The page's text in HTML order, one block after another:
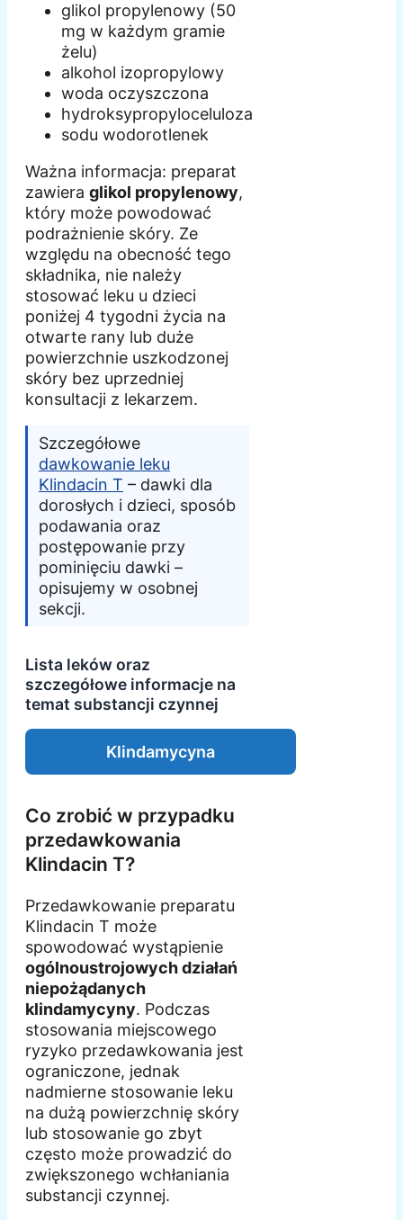
glikol propylenowy (50
mg w każdym gramie
żelu)
alkohol izopropylowy
woda oczyszczona
hydroksypropyloceluloza
sodu wodorotlenek
Ważna informacja: preparat
zawiera glikol propylenowy,
który może powodować
podrażnienie skóry. Ze
względu na obecność tego
składnika, nie należy
stosować leku u dzieci
poniżej 4 tygodni życia na
otwarte rany lub duże
powierzchnie uszkodzonej
skóry bez uprzedniej
konsultacji z lekarzem.
Szczegółowe
dawkowanie leku
Klindacin T – dawki dla
dorosłych i dzieci, sposób
podawania oraz
postępowanie przy
pominięciu dawki –
opisujemy w osobnej
sekcji.
Lista leków oraz
szczegółowe informacje na
temat substancji czynnej
Klindamycyna
Co zrobić w przypadku
przedawkowania
Klindacin T?
Przedawkowanie preparatu
Klindacin T może
spowodować wystąpienie
ogólnoustrojowych działań
niepożądanych
klindamycyny. Podczas
stosowania miejscowego
ryzyko przedawkowania jest
ograniczone, jednak
nadmierne stosowanie leku
na dużą powierzchnię skóry
lub stosowanie go zbyt
często może prowadzić do
zwiększonego wchłaniania
substancji czynnej.